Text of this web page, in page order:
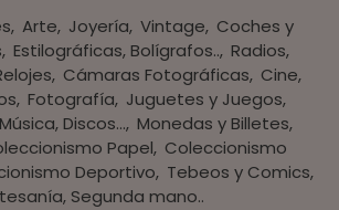
Arte Joyería Vintage Coches y
Estilográficas, Bolígrafos.. Radios,
Cámaras Fotográficas Cine
Fotografía Juguetes y Juegos
Música, Discos... Monedas y Billetes
Papel Coleccionismo
Deportivo Tebeos y Comics
Segunda mano..